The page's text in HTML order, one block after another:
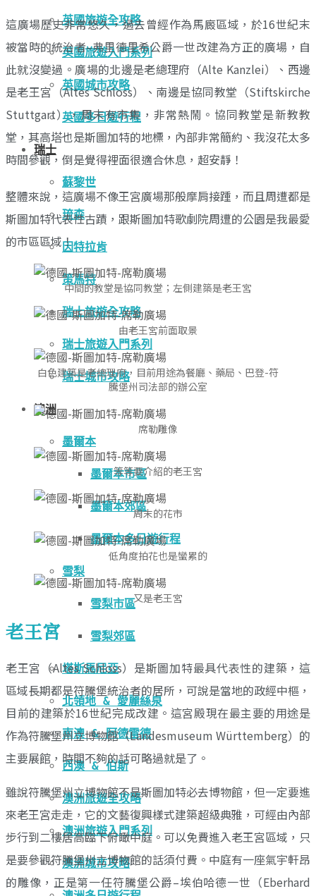
英國旅遊全攻略
英國旅遊入門系列
英國城市攻略
英國多日遊行程
瑞士
蘇黎世
琉森
因特拉肯
策馬特
瑞士旅遊全攻略
瑞士旅遊入門系列
瑞士城市攻略
澳洲
墨爾本
墨爾本市區
墨爾本郊區
墨爾本多日遊行程
雪梨
雪梨市區
雪梨郊區
塔斯馬尼亞
北領地 & 愛麗絲泉
南澳 & 阿德雷德
西澳 & 伯斯
澳洲旅遊全攻略
澳洲旅遊入門系列
澳洲城市攻略
這廣場歷史非常悠久，過去曾經作為馬廄區域，於16世紀末
被當時的統治者–弗里德里希公爵一世改建為方正的廣場，自
此就沒變過。廣場的北邊是老總理府（Alte Kanzlei）、西邊
是老王宮（Altes Schloss）、南邊是協同教堂（Stiftskirche
Stuttgart），周末有市集，非常熱鬧。協同教堂是新教教
堂，其高塔也是斯圖加特的地標，內部非常簡約、我沒花太多
時間參觀，倒是覺得裡面很適合休息，超安靜！
整體來說，這廣場不像王宮廣場那般摩肩接踵，而且周遭都是
斯圖加特代表性古蹟，跟斯圖加特歌劇院周遭的公園是我最愛
的市區區域！
中間的教堂是協同教堂；左側建築是老王宮
由老王宮前面取景
白色建築是老總理府，目前用途為餐廳、藥局、巴登-符
騰堡州司法部的辦公室
席勒雕像
等等要介紹的老王宮
周末的花市
低角度拍花也是蠻累的
又是老王宮
老王宮
老王宮（Altes Schloss）是斯圖加特最具代表性的建築，這
區域長期都是符騰堡統治者的居所，可說是當地的政經中樞，
目前的建築於16世紀完成改建。這宮殿現在最主要的用途是
作為符騰堡州立博物館（Landesmuseum Württemberg）的
主要展館，時間不夠的話可略過就是了。
雖說符騰堡州立博物館不是斯圖加特必去博物館，但一定要進
來老王宮走走，它的文藝復興樣式建築超級典雅，可經由內部
步行到二樓居高臨下俯瞰中庭。可以免費進入老王宮區域，只
是要參觀符騰堡州立博物館的話須付費。中庭有一座氣宇軒昂
的雕像，正是第一任符騰堡公爵–埃伯哈德一世（Eberhard